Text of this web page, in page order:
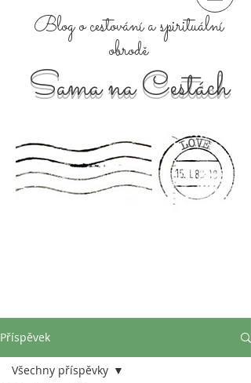
Sama na Cestách
Blog o cestování a spirituální
obrodě
Příspěvek
Všechny příspěvky